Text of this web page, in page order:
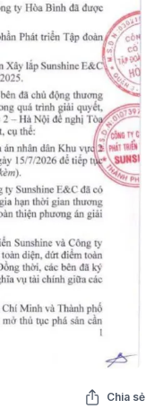
Chia sẻ